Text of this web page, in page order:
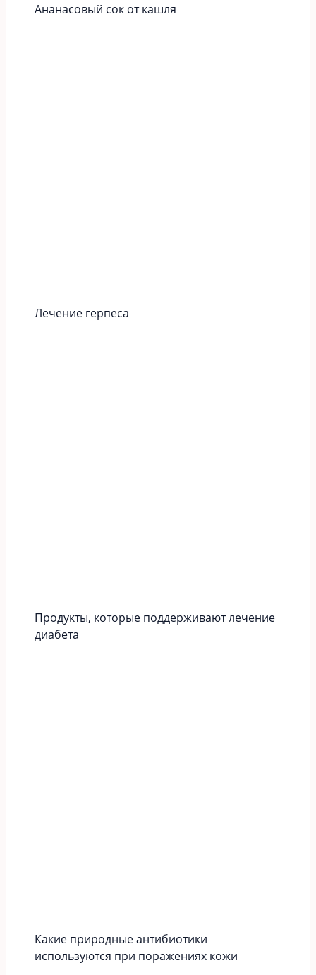
Ананасовый сок от кашля
Лечение герпеса
Продукты, которые поддерживают лечение
диабета
Какие природные антибиотики
используются при поражениях кожи